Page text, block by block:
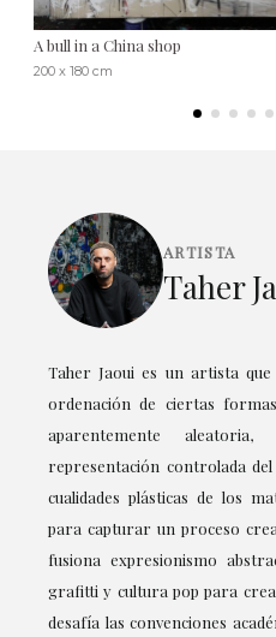
A bull in a China shop
200 x 180 cm
ARTISTA
Taher
Taher Jaoui es un artista que
ordenación de ciertas
aparentemente
representación controlada
cualidades plásticas de los
para capturar un proceso
fusiona expresionismo
grafitti y cultura pop para
desafía las convenciones